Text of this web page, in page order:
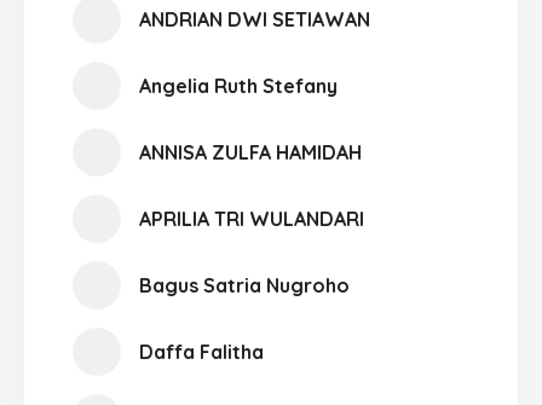
ANDRIAN DWI SETIAWAN
Angelia Ruth Stefany
ANNISA ZULFA HAMIDAH
APRILIA TRI WULANDARI
Bagus Satria Nugroho
Daffa Falitha